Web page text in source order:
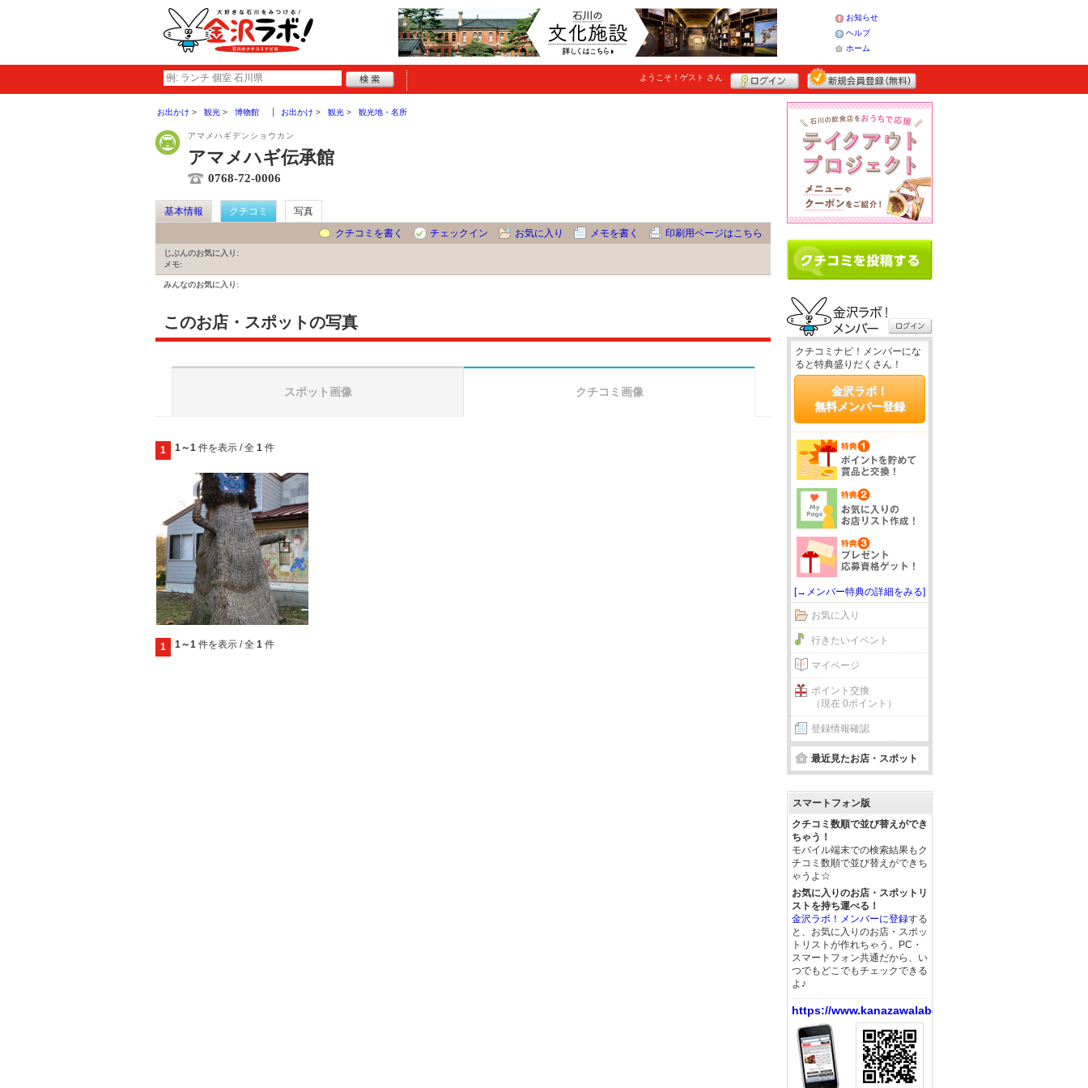
お知らせ
ヘルプ
ホーム
ようこそ！ ゲスト さん
お出かけ 観光 博物館 お出かけ 観光 観光地・名所
アマメハギデンショウカン
アマメハギ伝承館
0768-72-0006
基本情報 クチコミ
写真
クチコミを書く
チェックイン お気に入り メモを書く 印刷用ページはこちら
じぶんのお気に入り:
メモ:
みんなのお気に入り:
このお店・スポットの写真
スポット画像 クチコミ画像
1 1～1 件を表示 / 全 1 件
1 1～1 件を表示 / 全 1 件
クチコミナビ！メンバーにな
ると特典盛りだくさん！
金沢ラボ！
無料メンバー登録
[→メンバー特典の詳細をみる]
お気に入り
行きたいイベント
マイページ
ポイント交換
（現在 0ポイント）
登録情報確認
最近見たお店・スポット
スマートフォン版
クチコミ数順で並び替えができ
ちゃう！
モバイル端末での検索結果もク
チコミ数順で並び替えができち
ゃうよ☆
お気に入りのお店・スポットリ
ストを持ち運べる！
金沢ラボ！メンバーに登録する
と、お気に入りのお店・スポッ
トリストが作れちゃう。PC・
スマートフォン共通だから、い
つでもどこでもチェックできる
よ♪
https://www.kanazawalabo.net/